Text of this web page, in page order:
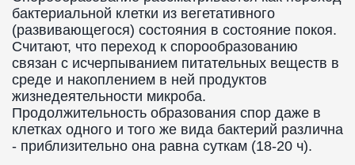
бактериальной клетки из вегетативного
(развивающегося) состояния в состояние покоя.
Считают, что переход к спорообразованию
связан с исчерпыванием питательных веществ в
среде и накоплением в ней продуктов
жизнедеятельности микроба.
Продолжительность образования спор даже в
клетках одного и того же вида бактерий различна
- приблизительно она равна суткам (18-20 ч).